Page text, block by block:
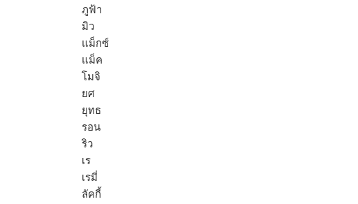
ภูฟ้า
มิว
แม็กซ์
แม็ค
โมจิ
ยศ
ยุทธ
รอน
ริว
เร
เรมี่
ลัคกี้